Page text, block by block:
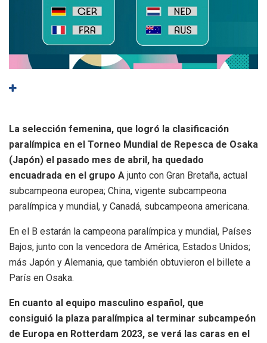
La selección femenina, que logró la clasificación
paralímpica en el Torneo Mundial de Repesca de Osaka
(Japón) el pasado mes de abril, ha quedado
encuadrada en el grupo A junto con Gran Bretaña, actual
subcampeona europea; China, vigente subcampeona
paralímpica y mundial, y Canadá, subcampeona americana.
En el B estarán la campeona paralímpica y mundial, Países
Bajos, junto con la vencedora de América, Estados Unidos;
más Japón y Alemania, que también obtuvieron el billete a
París en Osaka.
En cuanto al equipo masculino español, que
consiguió la plaza paralímpica al terminar subcampeón
de Europa en Rotterdam 2023, se verá las caras en el